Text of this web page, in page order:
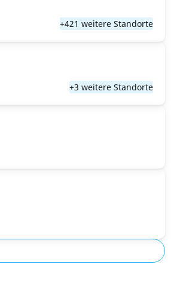
+421 weitere Standorte
+3 weitere Standorte